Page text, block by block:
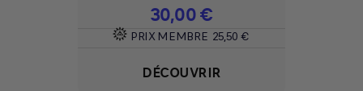
Prix
30,00 €
PRIX MEMBRE 25,50 €
DÉCOUVRIR